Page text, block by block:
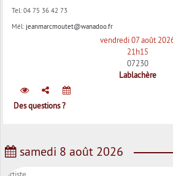
Tel: 04 75 36 42 73
Mél: jeanmarcmoutet@wanadoo.fr
vendredi 07 août
21h15
07230
Lablachère
Des questions ?
samedi 8 août 2026
artiste